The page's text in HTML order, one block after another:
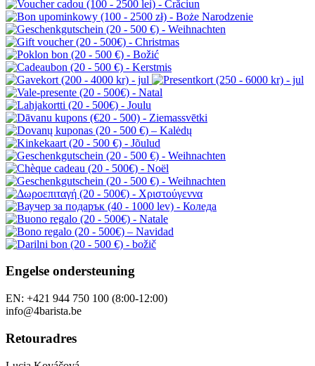
Engelse ondersteuning
EN: +421 944 750 100 (8:00-12:00)
info@4barista.be
Retouradres